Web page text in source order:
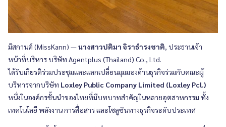
มิสกานต์ (MissKann) —นางสาวปติมา จิราธำรงชาติ, ประธานเจ้า
หน้าที่บริหาร บริษัท Agentplus (Thailand) Co., Ltd.
ได้รับเกียรติร่วมประชุมและแลกเปลี่ยนมุมมองด้านธุรกิจร่วมกับคณะผู้
บริหารจากบริษัท Loxley Public Company Limited (Loxley Pcl.)
หนึ่งในองค์กรชั้นนำของไทยที่มีบทบาทสำคัญในหลายอุตสาหกรรม ทั้ง
เทคโนโลยี พลังงาน การสื่อสาร และโซลูชันทางธุรกิจระดับประเทศ